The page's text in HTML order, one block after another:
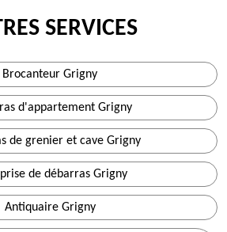
SERVICES
Brocanteur Grigny
d'appartement Grigny
de grenier et cave Grigny
de débarras Grigny
Antiquaire Grigny